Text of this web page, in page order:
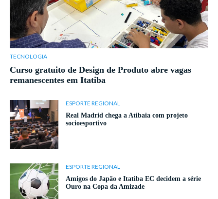
TECNOLOGIA
Curso gratuito de Design de Produto abre vagas
remanescentes em Itatiba
ESPORTE REGIONAL
Real Madrid chega a Atibaia com projeto
socioesportivo
ESPORTE REGIONAL
Amigos do Japão e Itatiba EC decidem a série
Ouro na Copa da Amizade